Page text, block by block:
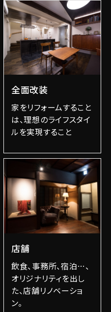
全面改装
家をリフォームすること
は、理想のライフスタイ
ルを実現すること
店舗
飲食、事務所、宿泊…、
オリジナリティを出し
た、店舗リノベーショ
ン。